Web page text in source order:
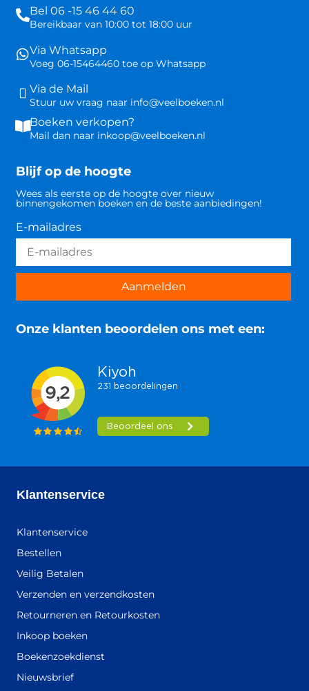
Bel 06 -15 46 44 60
Bereikbaar van 10:00 tot 18:00 uur
Via Whatsapp
Voeg 06-15464460 toe op Whatsapp
Via de Mail
Stuur uw vraag naar info@veelboeken.nl
Boeken verkopen?
Mail dan naar inkoop@veelboeken.nl
Blijf op de hoogte
Wees als eerste op de hoogte over nieuw
binnengekomen boeken en de beste aanbiedingen!
E-mailadres
Aanmelden
Onze klanten beoordelen ons met een:
Klantenservice
Klantenservice
Bestellen
Veilig Betalen
Verzenden en verzendkosten
Retourneren en Retourkosten
Inkoop boeken
Boekenzoekdienst
Nieuwsbrief